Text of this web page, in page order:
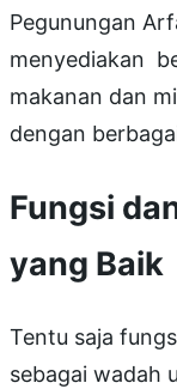
Pegunungan
menyediakan
makanan dan
dengan
Fungsi
yang Baik
Tentu saja
sebagai wadah